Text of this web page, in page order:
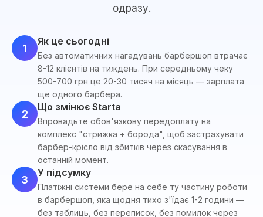
одразу.
1
Як це сьогодні
Без автоматичних нагадувань барбершоп втрачає
8-12 клієнтів на тиждень. При середньому чеку
500-700 грн це 20-30 тисяч на місяць — зарплата
ще одного барбера.
2
Що змінює Starta
Впровадьте обов'язкову передоплату на
комплекс "стрижка + борода", щоб застрахувати
барбер-крісло від збитків через скасування в
останній момент.
3
У підсумку
Платіжні системи бере на себе ту частину роботи
в барбершоп, яка щодня тихо з'їдає 1-2 години —
без таблиць, без переписок, без помилок через